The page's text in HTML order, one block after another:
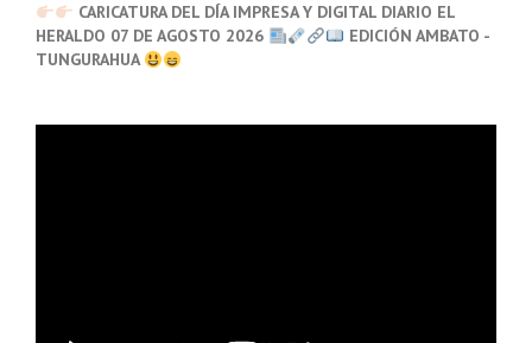
CARICATURA DEL DÍA IMPRESA Y DIGITAL DIARIO EL
HERALDO 07 DE AGOSTO 2026
EDICIÓN AMBATO -
TUNGURAHUA